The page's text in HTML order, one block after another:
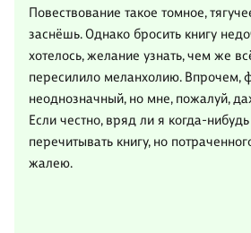
Повествование такое томное,
заснёшь. Однако бросить книгу
хотелось, желание узнать, чем же
пересилило меланхолию. Впрочем,
неоднозначный, но мне, пожалуй,
Если честно, вряд ли я когда-
перечитывать книгу, но
жалею.